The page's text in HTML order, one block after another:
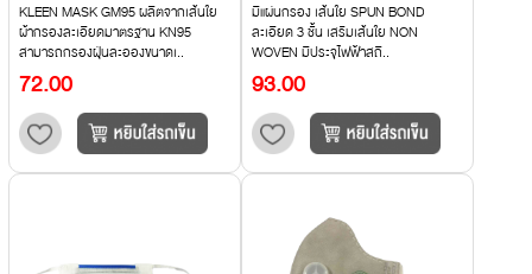
KLEEN MASK GM95 ผลิตจากเส้นใย
ผ้ากรองละเอียดมาตรฐาน KN95
สามารถกรองฝุ่นละอองขนาดเ..
72.00
มีแผ่นกรอง เส้นใย SPUN BOND
ละเอียด 3 ชั้น เสริมเส้นใย NON
WOVEN มีประจุไฟฟ้าสถิ..
93.00